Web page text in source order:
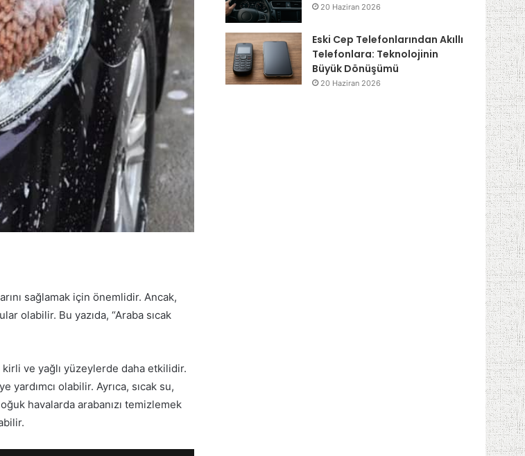
sağlamak için önemlidir. Ancak,
olabilir. Bu yazıda, “Araba sıcak
kirli ve yağlı yüzeylerde daha etkilidir.
olabilir. Ayrıca, sıcak su,
havalarda arabanızı temizlemek
20 Haziran 2026
Eski Cep Telefonlarından Akıllı
Telefonlara: Teknolojinin
Büyük Dönüşümü
20 Haziran 2026